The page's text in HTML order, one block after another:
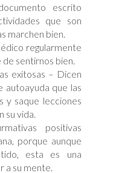
escrito
que son
marchen bien.
regularmente
sentirnos bien.
exitosas – Dicen
autoayuda que las
y saque lecciones
su vida.
positivas
porque aunque
esta es una
su mente.